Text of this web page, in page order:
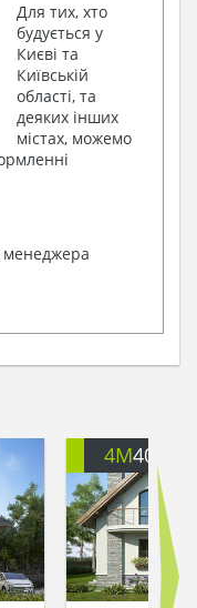
Для тих, хто
будується у
Києві та
Київській
області, та
деяких інших
містах, можемо
менеджера
4M401